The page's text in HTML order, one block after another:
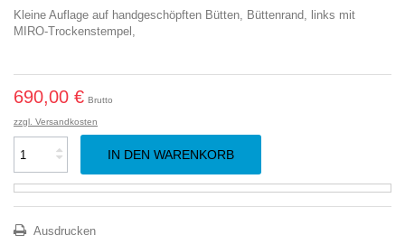
Kleine Auflage auf handgeschöpften Bütten, Büttenrand, links mit
MIRO-Trockenstempel,
690,00 € Brutto
zzgl. Versandkosten
IN DEN WARENKORB
Ausdrucken